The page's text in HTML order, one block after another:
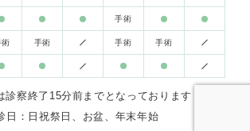
手術
術 手術 手術 手術
診察終了15分前までとなっております
日：日祝祭日、お盆、年末年始